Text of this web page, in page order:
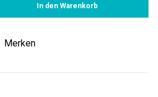
In den Warenkorb
Merken